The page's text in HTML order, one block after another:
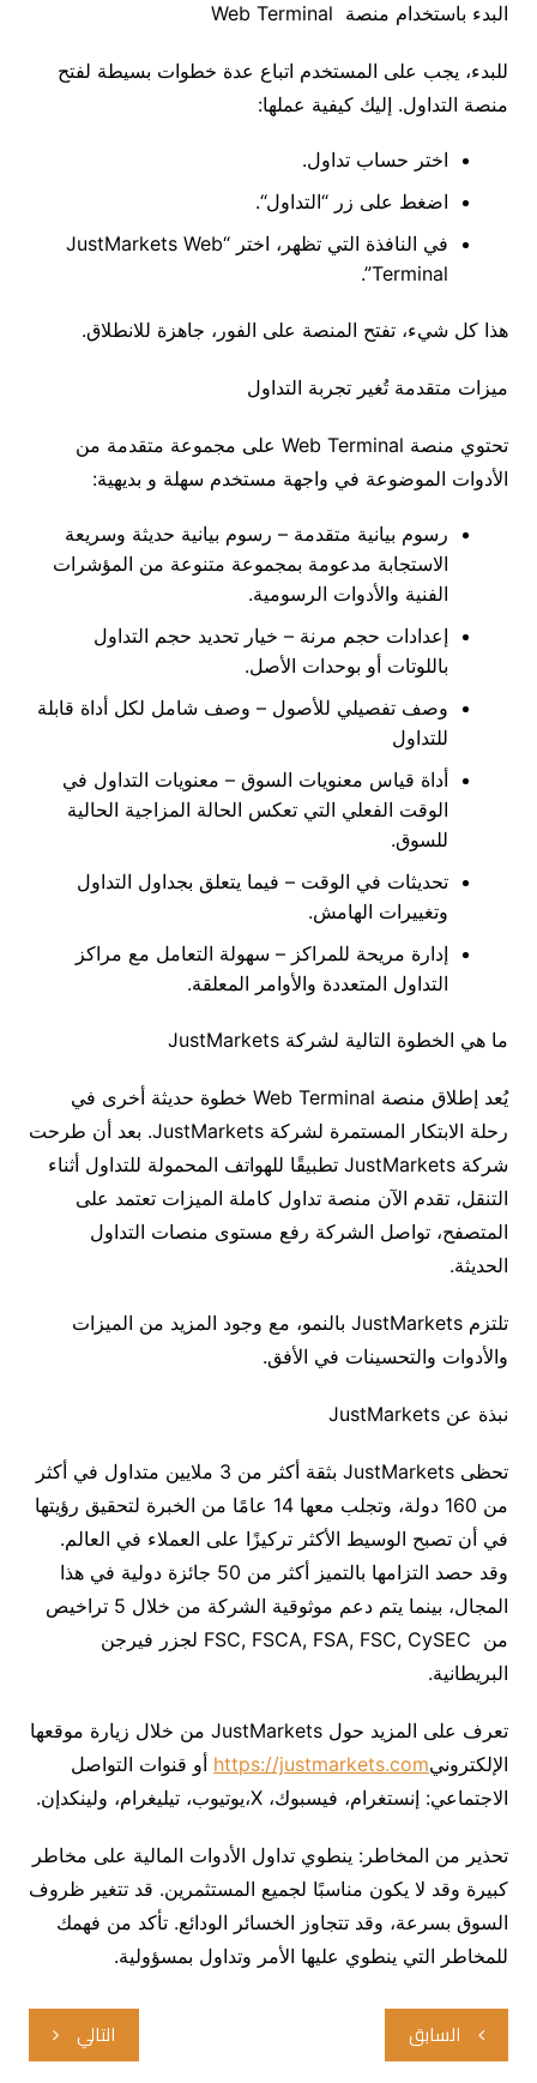
البدء باستخدام منصة Web Terminal
للبدء، يجب على المستخدم اتباع عدة خطوات بسيطة لفتح
منصة التداول. إليك كيفية عملها:
اختر حساب تداول.
اضغط على زر “التداول“.
في النافذة التي تظهر، اختر
“JustMarkets Web
Terminal”.
هذا كل شيء، تفتح المنصة على الفور، جاهزة للانطلاق.
ميزات متقدمة تُغير تجربة التداول
تحتوي منصة Web Terminal على مجموعة متقدمة من
الأدوات الموضوعة في واجهة مستخدم سهلة و بديهية:
رسوم بيانية متقدمة – رسوم بيانية حديثة وسريعة
الاستجابة مدعومة بمجموعة متنوعة من المؤشرات
الفنية والأدوات الرسومية.
إعدادات حجم مرنة – خيار تحديد حجم التداول
باللوتات أو بوحدات الأصل.
وصف تفصيلي للأصول – وصف شامل لكل أداة قابلة
للتداول
أداة قياس معنويات السوق– معنويات التداول في
الوقت الفعلي التي تعكس الحالة المزاجية الحالية
للسوق.
تحديثات في الوقت – فيما يتعلق بجداول التداول
وتغييرات الهامش.
إدارة مريحة للمراكز – سهولة التعامل مع مراكز
التداول المتعددة والأوامر المعلقة.
ما هي الخطوة التالية لشركة
يُعد إطلاق منصة Web Terminal خطوة حديثة أخرى في
رحلة الابتكار المستمرة لشركة بعد أن طرحت
شركة
تطبيقًا للهواتف المحمولة للتداول أثناء
التنقل، تقدم الآن منصة تداول كاملة الميزات تعتمد على
المتصفح، تواصل الشركة رفع مستوى منصات التداول
الحديثة.
تلتزم بالنمو، مع وجود المزيد من الميزات
والأدوات والتحسينات في الأفق.
نبذة عن
تحظى بثقة أكثر من ملايين متداول في أكثر
من
دولة، وتجلب معها عامًا من الخبرة لتحقيق رؤيتها
في أن تصبح الوسيط الأكثر تركيزًا على العملاء في العالم.
وقد حصد التزامها بالتميز أكثر من جائزة دولية في هذا
المجال، بينما يتم دعم موثوقية الشركة من خلال
تراخيص
من
لجزر فيرجن
البريطانية.
تعرف على المزيد حول من خلال زيارة موقعها
الإلكترونيhttps://justmarkets.com أو قنوات التواصل
الاجتماعي: إنستغرام، فيسبوك، X،يوتيوب، تيليغرام، ولينكدإن.
تحذير من المخاطر : ينطوي تداول الأدوات المالية على مخاطر
كبيرة وقد لا يكون مناسبًا لجميع المستثمرين. قد تتغير ظروف
السوق بسرعة، وقد تتجاوز الخسائر الودائع. تأكد من فهمك
للمخاطر التي ينطوي عليها الأمر وتداول بمسؤولية.
تصفّح
المقالات
السابق التالي